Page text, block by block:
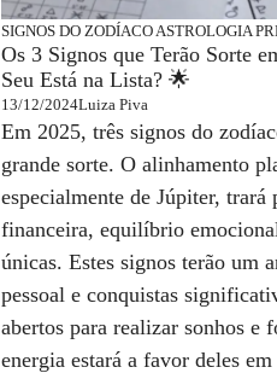
SIGNOS DO ZODÍACOASTROLOGIA
Os 3 Signos que Terão Sorte
Seu Está na Lista? 🌟
13/12/2024Luiza Piva
Em 2025, três signos do
grande sorte. O alinhamento
especialmente de Júpiter, trará
financeira, equilíbrio
únicas. Estes signos terão um
pessoal e conquistas
abertos para realizar sonhos e
energia estará a favor deles